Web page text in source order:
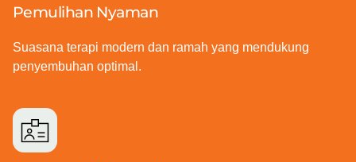
Pemulihan Nyaman
Suasana terapi modern dan ramah yang mendukung
penyembuhan optimal.